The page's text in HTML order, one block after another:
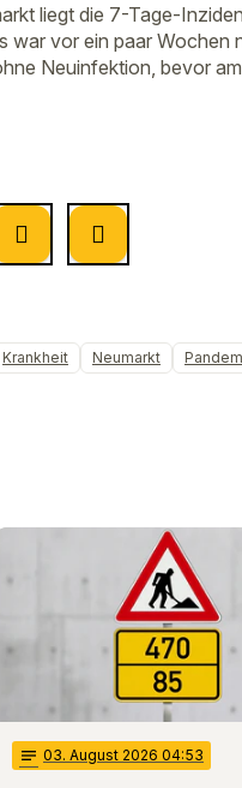
liegt die 7-Tage-
war vor ein paar Wochen
Neuinfektion, bevor
Krankheit Neumarkt
notes 03. August 2026 04:53